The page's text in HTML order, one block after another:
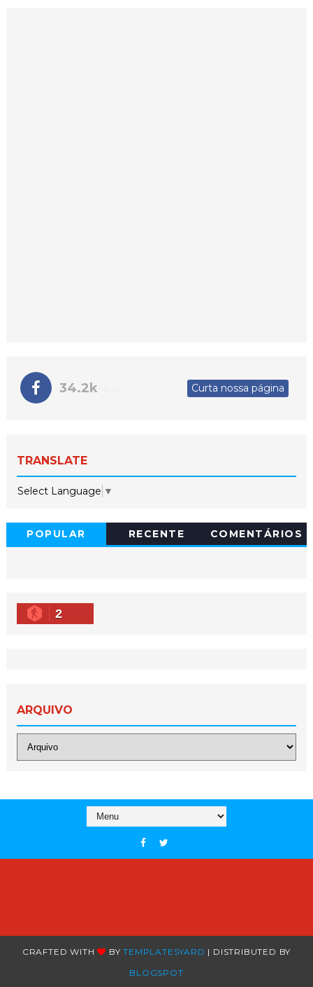
34.2k Curta nossa página
TRANSLATE
Select Language ▼
POPULAR RECENTE COMENTÁRIOS
2
ARQUIVO
CRAFTED WITH BYTEMPLATESYARD | DISTRIBUTED BY
BLOGSPOT